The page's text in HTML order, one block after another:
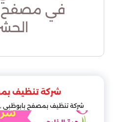
في مصفح
شركة تنظيف
شركة تنظيف بمصفح بابوظبي ,